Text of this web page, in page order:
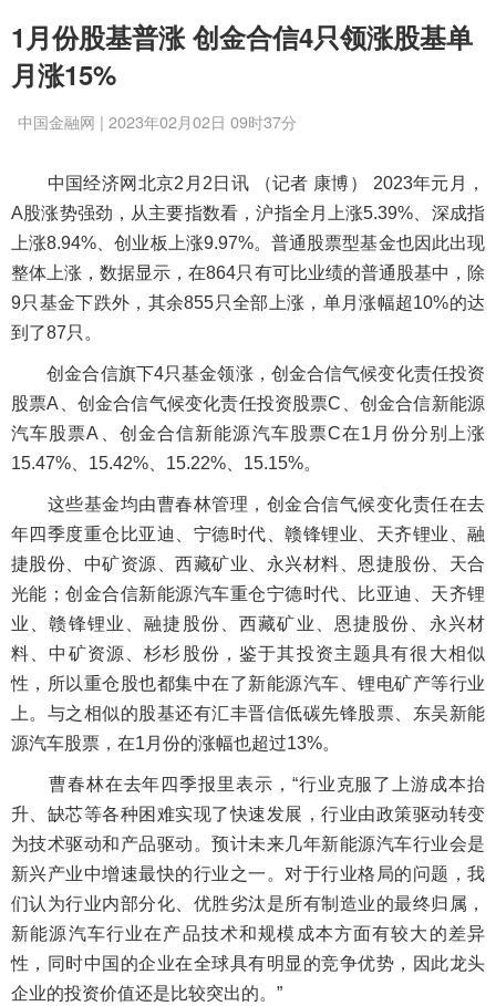
1月份股基普涨 创金合信4只领涨股基单
月涨15%
中国金融网 | 2023年02月02日 09时37分
中国经济网北京2月2日讯 （记者 康博） 2023年元月，
A股涨势强劲，从主要指数看，沪指全月上涨5.39%、深成指
上涨8.94%、创业板上涨9.97%。普通股票型基金也因此出现
整体上涨，数据显示，在864只有可比业绩的普通股基中，除
9只基金下跌外，其余855只全部上涨，单月涨幅超10%的达
到了87只。
创金合信旗下4只基金领涨，创金合信气候变化责任投资
股票A、创金合信气候变化责任投资股票C、创金合信新能源
汽车股票A、创金合信新能源汽车股票C在1月份分别上涨
15.47%、15.42%、15.22%、15.15%。
这些基金均由曹春林管理，创金合信气候变化责任在去
年四季度重仓比亚迪、宁德时代、赣锋锂业、天齐锂业、融
捷股份、中矿资源、西藏矿业、永兴材料、恩捷股份、天合
光能；创金合信新能源汽车重仓宁德时代、比亚迪、天齐锂
业、赣锋锂业、融捷股份、西藏矿业、恩捷股份、永兴材
料、中矿资源、杉杉股份，鉴于其投资主题具有很大相似
性，所以重仓股也都集中在了新能源汽车、锂电矿产等行业
上。与之相似的股基还有汇丰晋信低碳先锋股票、东吴新能
源汽车股票，在1月份的涨幅也超过13%。
曹春林在去年四季报里表示，“行业克服了上游成本抬
升、缺芯等各种困难实现了快速发展，行业由政策驱动转变
为技术驱动和产品驱动。预计未来几年新能源汽车行业会是
新兴产业中增速最快的行业之一。对于行业格局的问题，我
们认为行业内部分化、优胜劣汰是所有制造业的最终归属，
新能源汽车行业在产品技术和规模成本方面有较大的差异
性，同时中国的企业在全球具有明显的竞争优势，因此龙头
企业的投资价值还是比较突出的。”